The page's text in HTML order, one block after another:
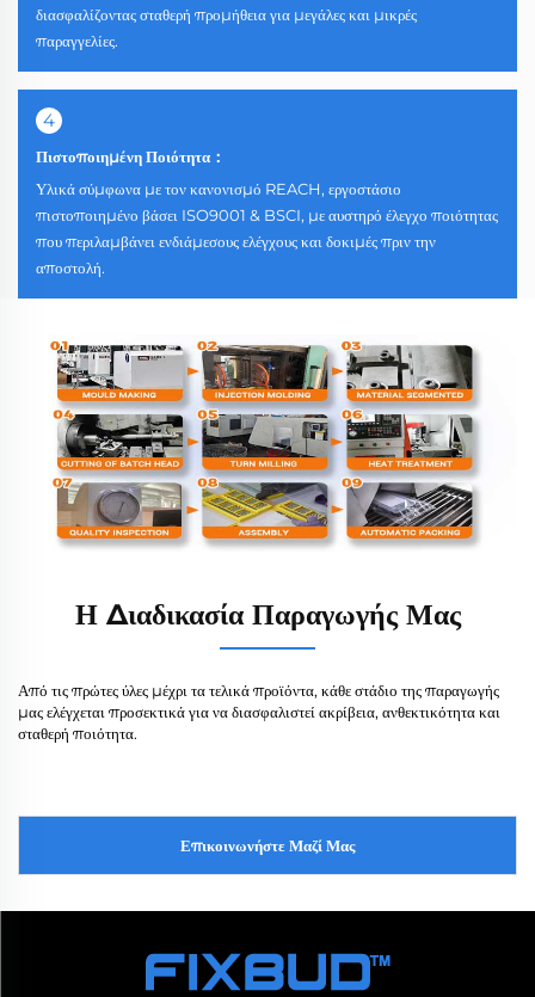
διασφαλίζοντας σταθερή προμήθεια για μεγάλες και μικρές
παραγγελίες.
4
Πιστοποιημένη Ποιότητα：
Υλικά σύμφωνα με τον κανονισμό REACH, εργοστάσιο
πιστοποιημένο βάσει ISO9001 & BSCI, με αυστηρό έλεγχο ποιότητας
που περιλαμβάνει ενδιάμεσους ελέγχους και δοκιμές πριν την
αποστολή.
Η Διαδικασία Παραγωγής Μας
Από τις πρώτες ύλες μέχρι τα τελικά προϊόντα, κάθε στάδιο της παραγωγής
μας ελέγχεται προσεκτικά για να διασφαλιστεί ακρίβεια, ανθεκτικότητα και
σταθερή ποιότητα.
Επικοινωνήστε Μαζί Μας